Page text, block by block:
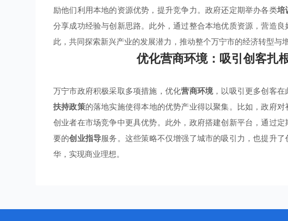
励他们利用本地的资源优势，提升竞争力。政府还定期举办各类培
分享成功经验与创新思路。此外，通过整合本地优质资源，营造
此，共同探索新兴产业的发展潜力，推动整个万宁市的经济转型与增
优化营商环境：吸引创客扎
万宁市政府积极采取多项措施，优化营商环境，以吸引更多创客在
扶持政策的落地实施使得本地的优势产业得以聚集。比如，政府
创业者在市场竞争中更具优势。此外，政府搭建创新平台，通过
要的创业指导服务。这些策略不仅增强了城市的吸引力，也提升
华，实现商业理想。